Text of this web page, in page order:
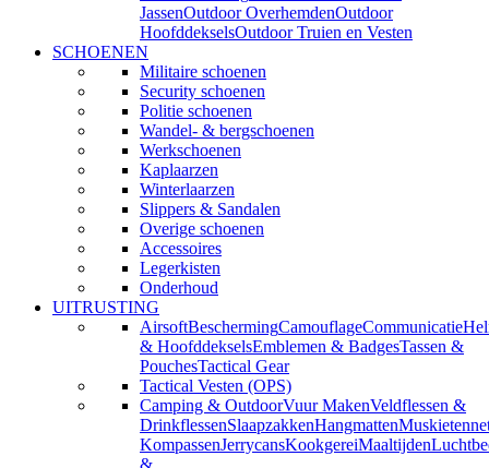
JassenOutdoor OverhemdenOutdoor
HoofddekselsOutdoor Truien en Vesten
SCHOENEN
Militaire schoenen
Security schoenen
Politie schoenen
Wandel- & bergschoenen
Werkschoenen
Kaplaarzen
Winterlaarzen
Slippers & Sandalen
Overige schoenen
Accessoires
Legerkisten
Onderhoud
UITRUSTING
AirsoftBeschermingCamouflageCommunicatie
& HoofddekselsEmblemen & BadgesTassen &
PouchesTactical Gear
Tactical Vesten (OPS)
Camping & OutdoorVuur MakenVeldflessen &
DrinkflessenSlaapzakkenHangmatten
KompassenJerrycansKookgereiMaaltijden
&